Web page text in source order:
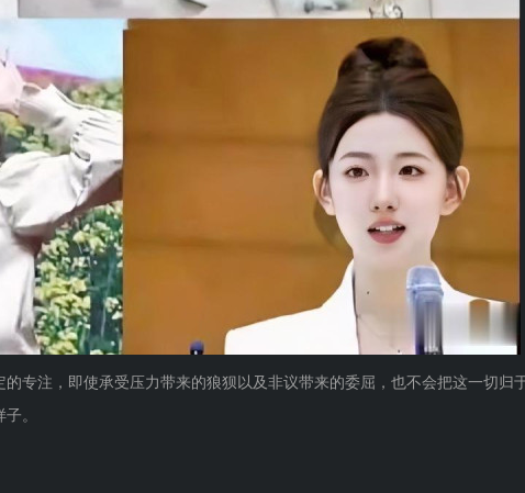
专注，即使承受压力带来的狼狈以及非议带来的委屈，也不会把这一切归
。